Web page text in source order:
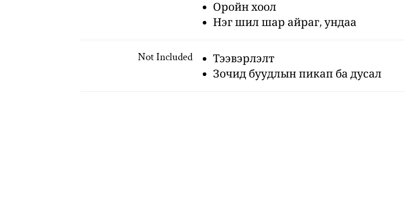
Оройн хоол
Нэг шил шар айраг, ундаа
Not Included
Тээвэрлэлт
Зочид буудлын пикап ба дусал